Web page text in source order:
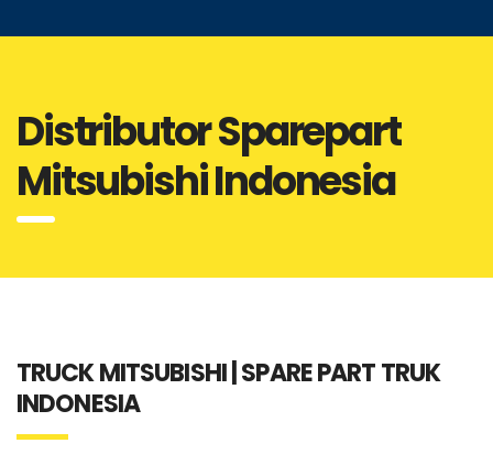
Distributor Sparepart
Mitsubishi Indonesia
TRUCK MITSUBISHI | SPARE PART TRUK
INDONESIA